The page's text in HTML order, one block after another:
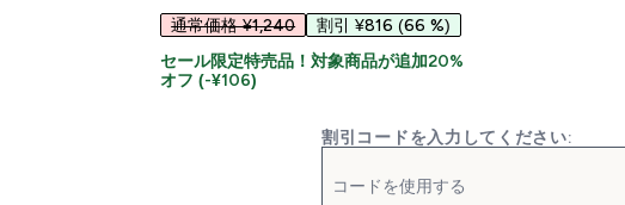
通常価格 ¥1,240 割引 ¥816 (66 %)
セール限定特売品！対象商品が追加20%
オフ (-¥106)
割引コードを入力してください: